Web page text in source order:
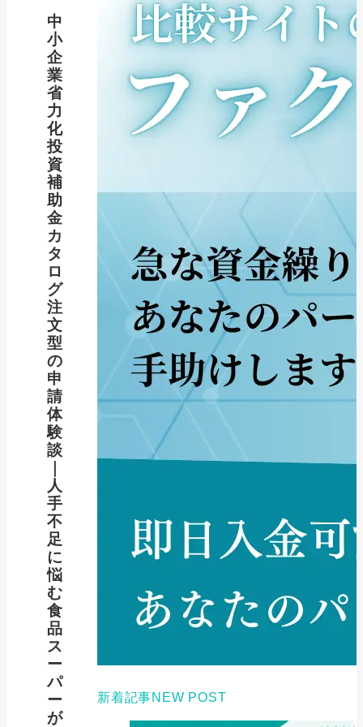
中
小
企
業
省
力
化
投
資
補
助
金
カ
タ
ロ
グ
注
文
型
の
申
請
体
験
談
人
手
不
足
に
悩
む
食
品
ス
ー
パ
ー
が
新着記事NEW POST